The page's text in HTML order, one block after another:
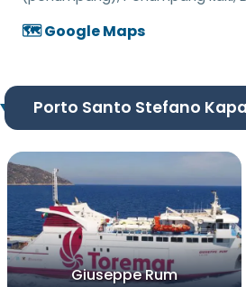
🗺️ Google Maps
Porto Santo Stefano
Giuseppe Rum